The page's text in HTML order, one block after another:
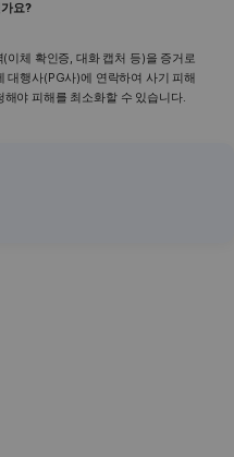
요?
이체 확인증, 대화 캡처 등)을 증거로
대행사(PG사)에 연락하여 사기 피해
야 피해를 최소화할 수 있습니다.